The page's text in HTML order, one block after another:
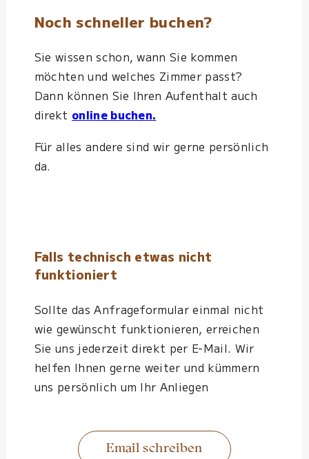
Noch schneller buchen?
Sie wissen schon, wann Sie kommen
möchten und welches Zimmer passt?
Dann können Sie Ihren Aufenthalt auch
direkt online buchen.
Für alles andere sind wir gerne persönlich
da.
Falls technisch etwas nicht
funktioniert
Sollte das Anfrageformular einmal nicht
wie gewünscht funktionieren, erreichen
Sie uns jederzeit direkt per E-Mail. Wir
helfen Ihnen gerne weiter und kümmern
uns persönlich um Ihr Anliegen
Email schreiben